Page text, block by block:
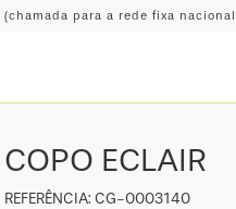
(chamada para a rede fixa
COPO ECLAIR
REFERÊNCIA: CG-0003140